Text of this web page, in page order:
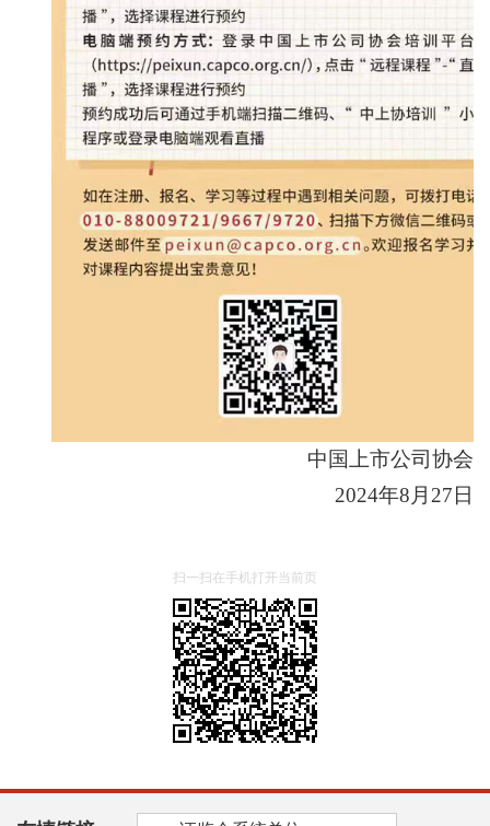
中国上市公司协会
2024年8月27日
扫一扫在手机打开当前页